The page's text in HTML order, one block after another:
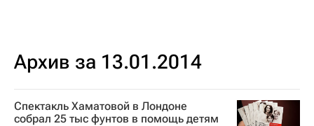
Архив за 13.01.2014
Спектакль Хаматовой в Лондоне
собрал 25 тыс фунтов в помощь детям